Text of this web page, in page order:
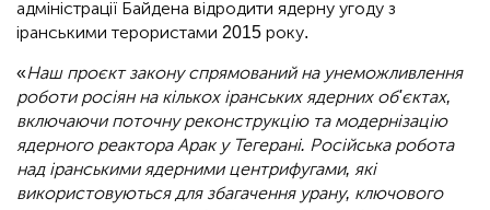
адміністрації Байдена відродити ядерну угоду з
іранськими терористами 2015 року.
«Наш проєкт закону спрямований на унеможливлення
роботи росіян на кількох іранських ядерних об'єктах,
включаючи поточну реконструкцію та модернізацію
ядерного реактора Арак у Тегерані. Російська робота
над іранськими ядерними центрифугами, які
використовуються для збагачення урану, ключового